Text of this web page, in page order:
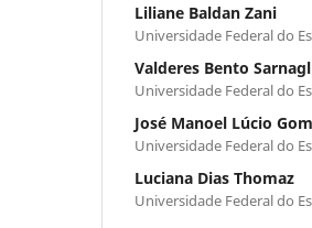
Liliane Baldan Zani
Universidade Federal do
Valderes Bento
Universidade Federal do
José Manoel Lúcio
Universidade Federal do
Luciana Dias Thomaz
Universidade Federal do